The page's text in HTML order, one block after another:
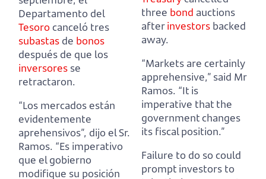
Departamento del
Tesorocanceló tres
subastas de bonos
después de que los
inversores se
retractaron.
“Los mercados están
evidentemente
aprehensivos”, dijo el Sr.
Ramos. “Es imperativo
que el gobierno
modifique su posición
three bond auctions
afterinvestors backed
away.
“Markets are certainly
apprehensive,” said Mr
Ramos. “It is
imperative that the
government changes
its fiscal position.”
Failure to do so could
prompt investors to